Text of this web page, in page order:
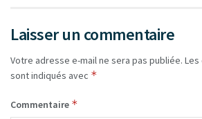
Laisser un commentaire
Votre adresse e-mail ne sera pas publiée. Les
sont indiqués avec *
Commentaire *